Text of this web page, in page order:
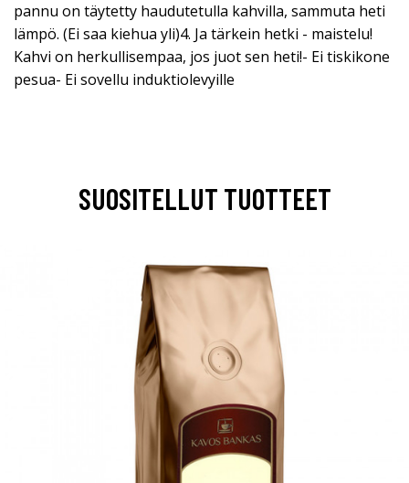
pannu on täytetty haudutetulla kahvilla, sammuta heti
lämpö. (Ei saa kiehua yli)4. Ja tärkein hetki - maistelu!
Kahvi on herkullisempaa, jos juot sen heti!- Ei tiskikone
pesua- Ei sovellu induktiolevyille
SUOSITELLUT TUOTTEET